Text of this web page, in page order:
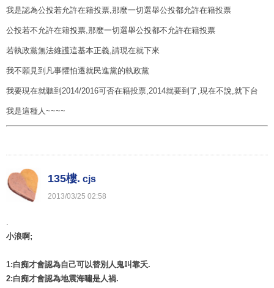
我是認為公投若允許在籍投票,那麼一切選舉公投都允許在籍投票
公投若不允許在籍投票,那麼一切選舉公投都不允許在籍投票
若執政黨無法維護這基本正義,請現在就下來
我不願見到凡事懼怕遷就民進黨的執政黨
我要現在就聽到2014/2016可否在籍投票,2014就要到了,現在不說,就下台
我是這種人~~~~
135樓. cjs
2013/03/25 02:58
.
小浪啊;
1:白痴才會認為自己可以替別人鬼叫靠夭.
2:白痴才會認為地震海嘯是人禍.